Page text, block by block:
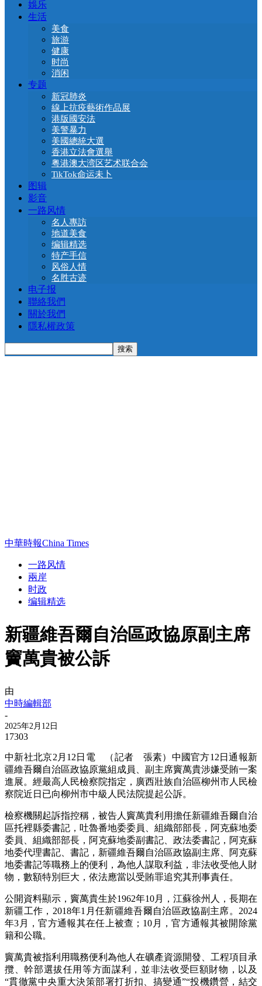
娛乐
生活
美食
旅游
健康
时尚
消闲
专题
新冠肺炎
線上抗疫藝術作品展
港版國安法
美警暴力
美國總統大選
香港立法會選舉
粤港澳大湾区艺术联合会
TikTok命运未卜
图辑
影音
一路风情
名人專訪
地道美食
编辑精选
特产手信
风俗人情
名胜古迹
电子报
聯絡我們
關於我們
隱私權政策
中華時報China Times
一路风情
兩岸
时政
编辑精选
新疆維吾爾自治區政協原副主席
竇萬貴被公訴
由
中時編輯部
-
2025年2月12日
17303
中新社北京2月12日電 （記者 張素）中國官方12日通報新
疆維吾爾自治區政協原黨組成員、副主席竇萬貴涉嫌受賄一案
進展。經最高人民檢察院指定，廣西壯族自治區柳州市人民檢
察院近日已向柳州市中級人民法院提起公訴。
檢察機關起訴指控稱，被告人竇萬貴利用擔任新疆維吾爾自治
區托裡縣委書記，吐魯番地委委員、組織部部長，阿克蘇地委
委員、組織部部長，阿克蘇地委副書記、政法委書記，阿克蘇
地委代理書記、書記，新疆維吾爾自治區政協副主席、阿克蘇
地委書記等職務上的便利，為他人謀取利益，非法收受他人財
物，數額特別巨大，依法應當以受賄罪追究其刑事責任。
公開資料顯示，竇萬貴生於1962年10月，江蘇徐州人，長期在
新疆工作，2018年1月任新疆維吾爾自治區政協副主席。2024
年3月，官方通報其在任上被查；10月，官方通報其被開除黨
籍和公職。
竇萬貴被指利用職務便利為他人在礦產資源開發、工程項目承
攬、幹部選拔任用等方面謀利，並非法收受巨額財物，以及
“貫徹黨中央重大決策部署打折扣、搞變通”“投機鑽營，結交